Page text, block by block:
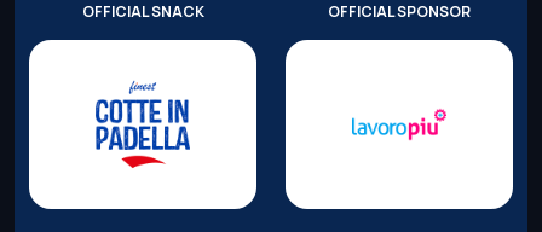
OFFICIAL SNACK OFFICIAL SPONSOR